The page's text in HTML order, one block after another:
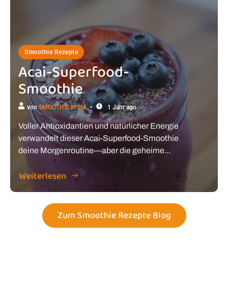
Smoothie Rezepte
Acai-Superfood-
Smoothie
vonSMOOTHIE MOM 1 Jahr ago
Voller Antioxidantien und natürlicher Energie
verwandelt dieser Acai-Superfood-Smoothie
deine Morgenroutine—aber die geheime...
Weiterlesen 0
Zum Smoothie Rezepte Blog